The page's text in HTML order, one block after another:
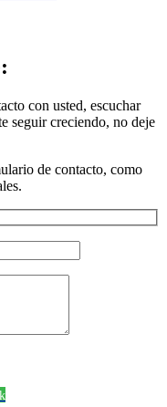
con usted, escuchar
seguir creciendo, no deje
de contacto, como